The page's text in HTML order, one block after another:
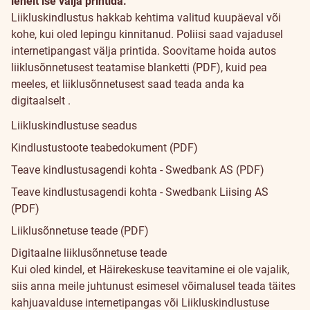
Kuidas
sõlmida?
Liikluskindlustus hakkab kehtima valitud kuupäeval või
kohe, kui oled lepingu kinnitanud. Poliisi saad vajadusel
internetipangast välja printida. Soovitame hoida autos
liiklusõnnetusest teatamise blanketti (PDF), kuid pea
meeles, et liiklusõnnetusest saad teada anda ka
digitaalselt .
Tingimused
Liikluskindlustuse seadus
Kindlustustoote teabedokument (PDF)
Teave kindlustusagendi kohta - Swedbank AS (PDF)
Teave kindlustusagendi kohta - Swedbank Liising AS
(PDF)
Liiklusõnnetuse teade (PDF)
Digitaalne liiklusõnnetuse teade
Kui
juhtus
Kui oled kindel, et Häirekeskuse teavitamine ei ole vajalik,
siis anna meile juhtunust esimesel võimalusel teada täites
kahjuavalduse internetipangas või Liikluskindlustuse